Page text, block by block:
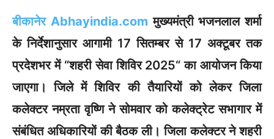
c
e
b
o
o
k
itt
er
at
s
A
p
p
ar
e
बीकानेर Abhayindia.comमुख्यमंत्री भजनलाल शर्मा
के निर्देशानुसार आगामी 17 सितम्बर से 17 अक्टूबर तक
प्रदेशभर में “शहरी सेवा शिविर 2025“ का आयोजन किया
जाएगा। जिले में शिविर की तैयारियों को लेकर जिला
कलेक्टर नम्रता वृष्णि ने सोमवार को कलेक्ट्रेट सभागार में
संबंधित अधिकारियों की बैठक ली। जिला कलेक्टर ने शहरी